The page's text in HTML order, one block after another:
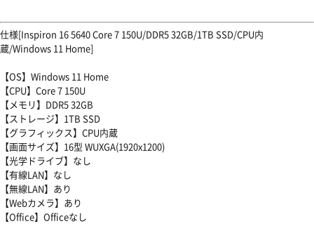
仕様[Inspiron 16 5640 Core 7 150U/DDR5 32GB/1TB SSD/CPU内
蔵/Windows 11 Home]
【OS】Windows 11 Home
【CPU】Core 7 150U
【メモリ】DDR5 32GB
【ストレージ】1TB SSD
【グラフィックス】CPU内蔵
【画面サイズ】16型 WUXGA(1920x1200)
【光学ドライブ】なし
【有線LAN】なし
【無線LAN】あり
【Webカメラ】あり
【Office】Officeなし